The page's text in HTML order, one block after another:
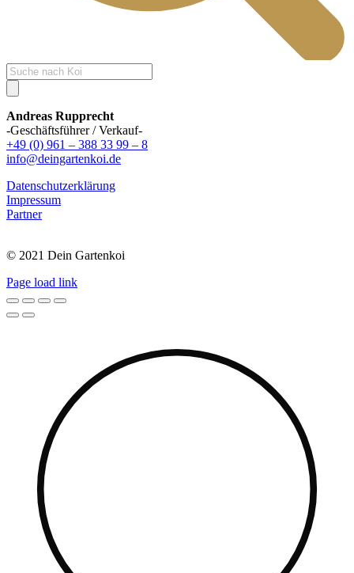
Products
search
Andreas Rupprecht
-Geschäftsführer / Verkauf-
+49 (0) 961 – 388 33 99 – 8
info@deingartenkoi.de
Datenschutzerklärung
Impressum
Partner
© 2021 Dein Gartenkoi
Page load link